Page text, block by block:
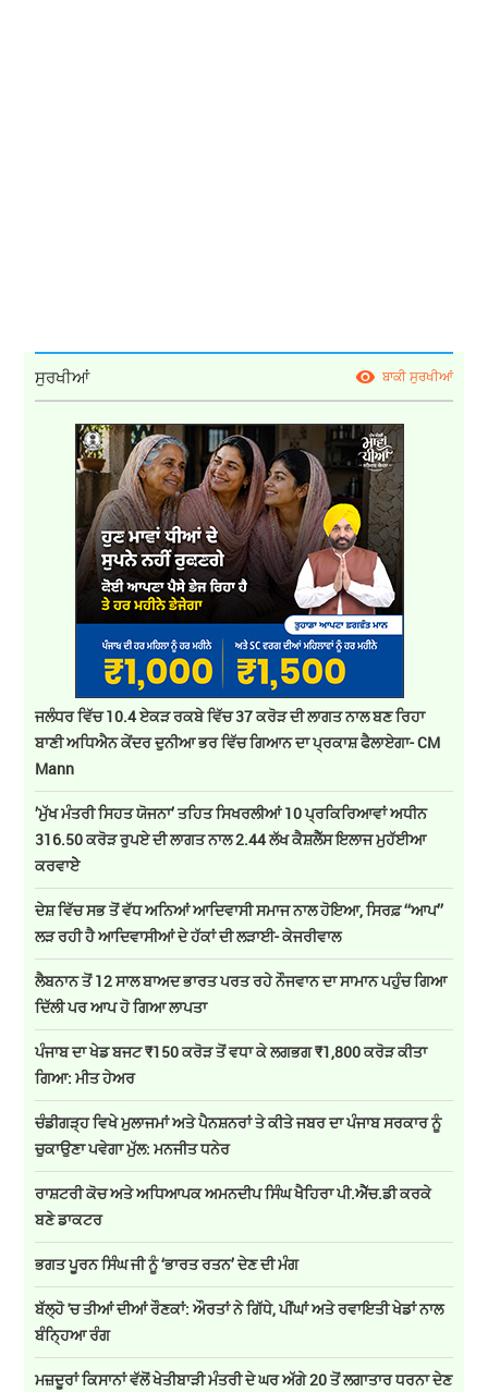
ਸੁਰਖੀਆਂ ਬਾਕੀ ਸੁਰਖੀਆਂ
ਜਲੰਧਰ ਵਿੱਚ 10.4 ਏਕੜ ਰਕਬੇ ਵਿੱਚ 37 ਕਰੋੜ ਦੀ ਲਾਗਤ ਨਾਲ ਬਣ ਰਿਹਾ
ਬਾਣੀ ਅਧਿਐਨ ਕੇਂਦਰ ਦੁਨੀਆ ਭਰ ਵਿੱਚ ਗਿਆਨ ਦਾ ਪ੍ਰਕਾਸ਼ ਫੈਲਾਏਗਾ- CM
Mann
’ਮੁੱਖ ਮੰਤਰੀ ਸਿਹਤ ਯੋਜਨਾ’ ਤਹਿਤ ਸਿਖਰਲੀਆਂ 10 ਪ੍ਰਕਿਰਿਆਵਾਂ ਅਧੀਨ
316.50 ਕਰੋੜ ਰੁਪਏ ਦੀ ਲਾਗਤ ਨਾਲ 2.44 ਲੱਖ ਕੈਸ਼ਲੈੱਸ ਇਲਾਜ ਮੁਹੱਈਆ
ਕਰਵਾਏੇ
ਦੇਸ਼ ਵਿੱਚ ਸਭ ਤੋਂ ਵੱਧ ਅਨਿਆਂ ਆਦਿਵਾਸੀ ਸਮਾਜ ਨਾਲ ਹੋਇਆ, ਸਿਰਫ਼ ‘‘ਆਪ’’
ਲੜ ਰਹੀ ਹੈ ਆਦਿਵਾਸੀਆਂ ਦੇ ਹੱਕਾਂ ਦੀ ਲੜਾਈ- ਕੇਜਰੀਵਾਲ
ਲੈਬਨਾਨ ਤੋਂ 12 ਸਾਲ ਬਾਅਦ ਭਾਰਤ ਪਰਤ ਰਹੇ ਨੌਜਵਾਨ ਦਾ ਸਾਮਾਨ ਪਹੁੰਚ ਗਿਆ
ਦਿੱਲੀ ਪਰ ਆਪ ਹੋ ਗਿਆ ਲਾਪਤਾ
ਪੰਜਾਬ ਦਾ ਖੇਡ ਬਜਟ ₹150 ਕਰੋੜ ਤੋਂ ਵਧਾ ਕੇ ਲਗਭਗ ₹1,800 ਕਰੋੜ ਕੀਤਾ
ਗਿਆ: ਮੀਤ ਹੇਅਰ
ਚੰਡੀਗੜ੍ਹ ਵਿਖੇ ਮੁਲਾਜਮਾਂ ਅਤੇ ਪੈਨਸ਼ਨਰਾਂ ਤੇ ਕੀਤੇ ਜਬਰ ਦਾ ਪੰਜਾਬ ਸਰਕਾਰ ਨੂੰ
ਚੁਕਾਉਣਾ ਪਵੇਗਾ ਮੁੱਲ: ਮਨਜੀਤ ਧਨੇਰ
ਰਾਸ਼ਟਰੀ ਕੋਚ ਅਤੇ ਅਧਿਆਪਕ ਅਮਨਦੀਪ ਸਿੰਘ ਖੈਹਿਰਾ ਪੀ.ਐੱਚ.ਡੀ ਕਰਕੇ
ਬਣੇ ਡਾਕਟਰ
ਭਗਤ ਪੂਰਨ ਸਿੰਘ ਜੀ ਨੂੰ ‘ਭਾਰਤ ਰਤਨ’ ਦੇਣ ਦੀ ਮੰਗ
ਬੱਲ੍ਹੋ 'ਚ ਤੀਆਂ ਦੀਆਂ ਰੌਣਕਾਂ: ਔਰਤਾਂ ਨੇ ਗਿੱਧੇ, ਪੀਂਘਾਂ ਅਤੇ ਰਵਾਇਤੀ ਖੇਡਾਂ ਨਾਲ
ਬੰਨ੍ਹਿਆ ਰੰਗ
ਮਜ਼ਦੂਰਾਂ ਕਿਸਾਨਾਂ ਵੱਲੋਂ ਖੇਤੀਬਾੜੀ ਮੰਤਰੀ ਦੇ ਘਰ ਅੱਗੇ 20 ਤੋਂ ਲਗਾਤਾਰ ਧਰਨਾ ਦੇਣ